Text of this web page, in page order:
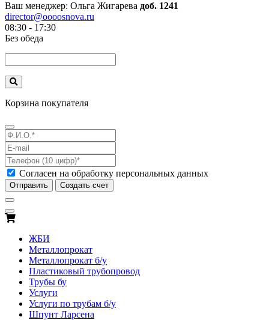
Ваш менеджер: Ольга Жигарева доб. 1241
director@oooosnova.ru
08:30 - 17:30
Без обеда
Корзина покупателя
Согласен на обработку персональных данных
Отправить Создать счет
ЖБИ
Металлопрокат
Металлопрокат б/у
Пластиковый трубопровод
Трубы бу
Услуги
Услуги по трубам б/у
Шпунт Ларсена